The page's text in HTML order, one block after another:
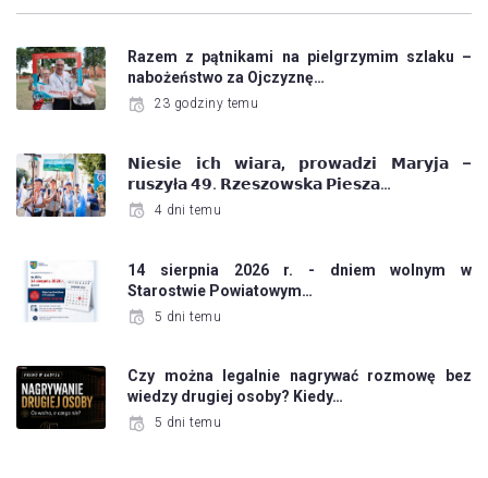
Razem z pątnikami na pielgrzymim szlaku –
nabożeństwo za Ojczyznę…
23 godziny temu
𝗡𝗶𝗲𝘀𝗶𝗲 𝗶𝗰𝗵 𝘄𝗶𝗮𝗿𝗮, 𝗽𝗿𝗼𝘄𝗮𝗱𝘇𝗶 𝗠𝗮𝗿𝘆𝗷𝗮 –
𝗿𝘂𝘀𝘇𝘆ł𝗮 𝟰𝟵. 𝗥𝘇𝗲𝘀𝘇𝗼𝘄𝘀𝗸𝗮 𝗣𝗶𝗲𝘀𝘇𝗮…
4 dni temu
14 sierpnia 2026 r. - dniem wolnym w
Starostwie Powiatowym…
5 dni temu
Czy można legalnie nagrywać rozmowę bez
wiedzy drugiej osoby? Kiedy…
5 dni temu